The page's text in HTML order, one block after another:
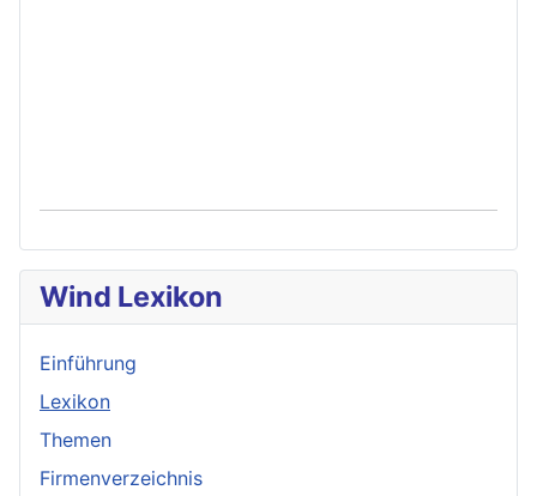
Wind Lexikon
Einführung
Lexikon
Themen
Firmenverzeichnis